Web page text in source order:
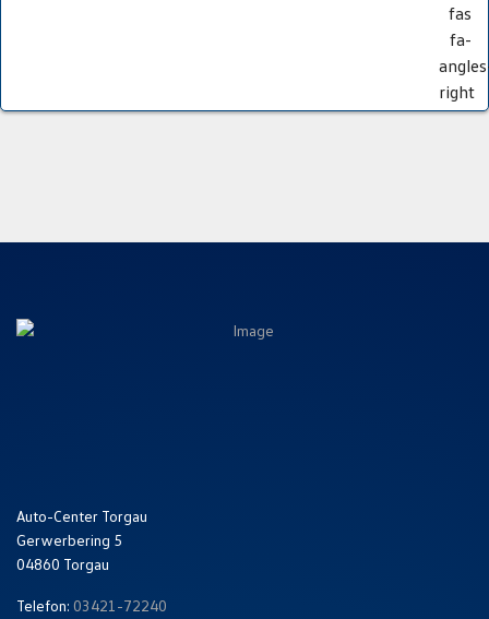
fas
fa-
right
Auto-Center Torgau
Gerwerbering 5
04860 Torgau
Telefon: 03421-72240